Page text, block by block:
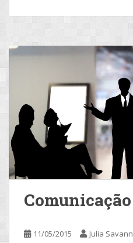
11/05/2015 Julia